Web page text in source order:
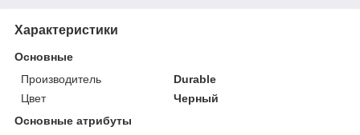
Характеристики
Основные
Производитель
Durable
Цвет
Черный
Основные атрибуты